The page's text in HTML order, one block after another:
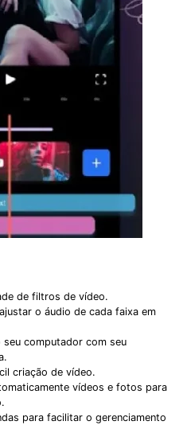
de filtros de vídeo.
o áudio de cada faixa em
computador com seu
criação de vídeo.
vídeos e fotos para
para facilitar o gerenciamento